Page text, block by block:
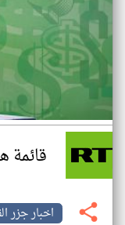
قائمة
اخبار جزر